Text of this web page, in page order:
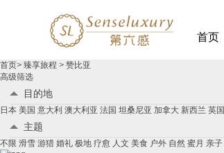
首页
赞
比
子
游
首页> 臻享旅程 > 赞比亚
高级筛选
目的地
日本 美国 意大利 澳大利亚 法国 坦桑尼亚 加拿大 新西兰 英国
主题
不限 滑雪 游猎 婚礼 极地 疗愈 人文 美食 户外 自然 蜜月 亲子